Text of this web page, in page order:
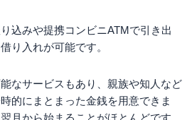
込みや提携コンビニATMで引き出
り入れが可能です。
なサービスもあり、親族や知人など
的にまとまった金銭を用意できま
月から始まることがほとんどです。